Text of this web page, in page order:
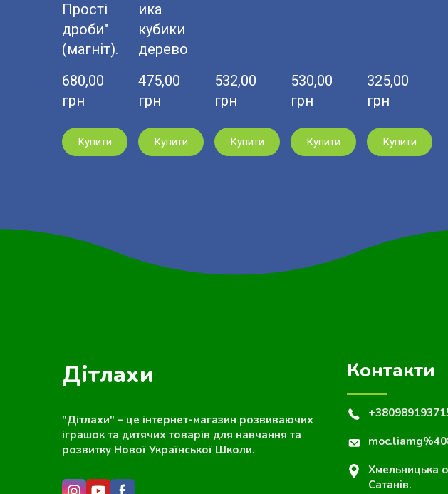
Прості
дроби"
(магніт).
680,00
грн
Купити
ика
кубики
дерево
475,00
грн
Купити
532,00
грн
Купити
530,00
грн
Купити
325,00
грн
Купити
Дітлахи
"Дітлахи" – це інтернет-магазин розвиваючих
іграшок та дитячих товарів для навчання та
розвитку Нової Української Школи.
Контакти
Хмельницька
Сатанів.